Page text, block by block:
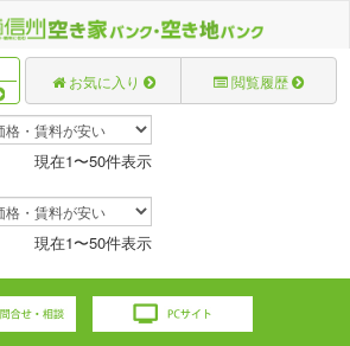
お気に入り 閲覧履歴
現在1〜50件表示
現在1〜50件表示